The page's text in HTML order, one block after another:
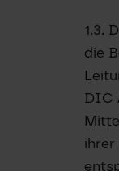
1.3.
die
DIC
ihrer